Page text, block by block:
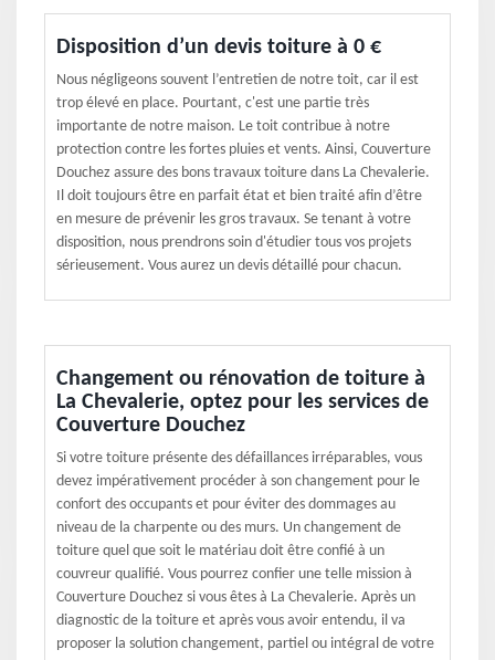
Disposition d’un devis toiture à 0 €
Nous négligeons souvent l’entretien de notre toit, car il est
trop élevé en place. Pourtant, c'est une partie très
importante de notre maison. Le toit contribue à notre
protection contre les fortes pluies et vents. Ainsi, Couverture
Douchez assure des bons travaux toiture dans La Chevalerie.
Il doit toujours être en parfait état et bien traité afin d’être
en mesure de prévenir les gros travaux. Se tenant à votre
disposition, nous prendrons soin d'étudier tous vos projets
sérieusement. Vous aurez un devis détaillé pour chacun.
Changement ou rénovation de toiture à
La Chevalerie, optez pour les services de
Couverture Douchez
Si votre toiture présente des défaillances irréparables, vous
devez impérativement procéder à son changement pour le
confort des occupants et pour éviter des dommages au
niveau de la charpente ou des murs. Un changement de
toiture quel que soit le matériau doit être confié à un
couvreur qualifié. Vous pourrez confier une telle mission à
Couverture Douchez si vous êtes à La Chevalerie. Après un
diagnostic de la toiture et après vous avoir entendu, il va
proposer la solution changement, partiel ou intégral de votre